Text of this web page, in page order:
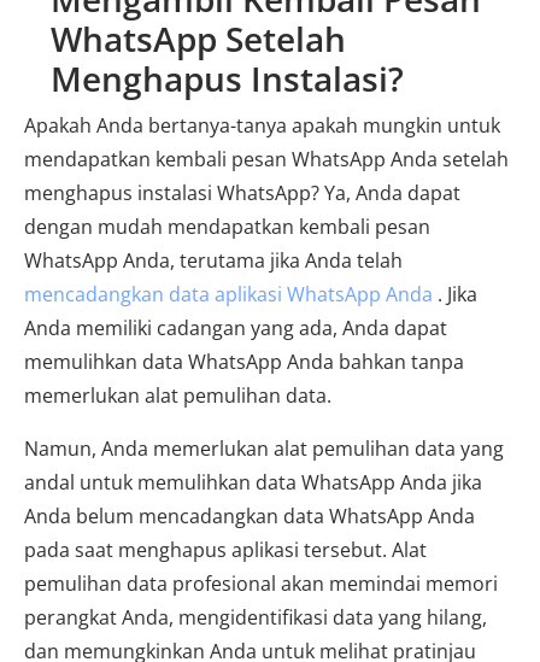
WhatsApp Setelah
Menghapus Instalasi?
Apakah Anda bertanya-tanya apakah mungkin untuk
mendapatkan kembali pesan WhatsApp Anda setelah
menghapus instalasi WhatsApp? Ya, Anda dapat
dengan mudah mendapatkan kembali pesan
WhatsApp Anda, terutama jika Anda telah
mencadangkan data aplikasi WhatsApp Anda . Jika
Anda memiliki cadangan yang ada, Anda dapat
memulihkan data WhatsApp Anda bahkan tanpa
memerlukan alat pemulihan data.
Namun, Anda memerlukan alat pemulihan data yang
andal untuk memulihkan data WhatsApp Anda jika
Anda belum mencadangkan data WhatsApp Anda
pada saat menghapus aplikasi tersebut. Alat
pemulihan data profesional akan memindai memori
perangkat Anda, mengidentifikasi data yang hilang,
dan memungkinkan Anda untuk melihat pratinjau